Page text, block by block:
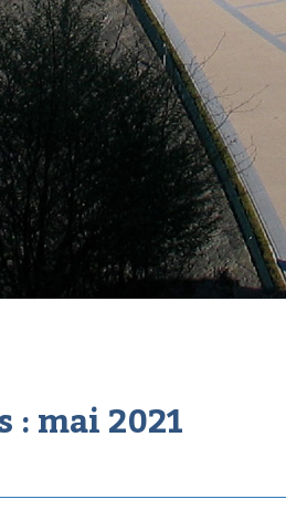
:mai 2021